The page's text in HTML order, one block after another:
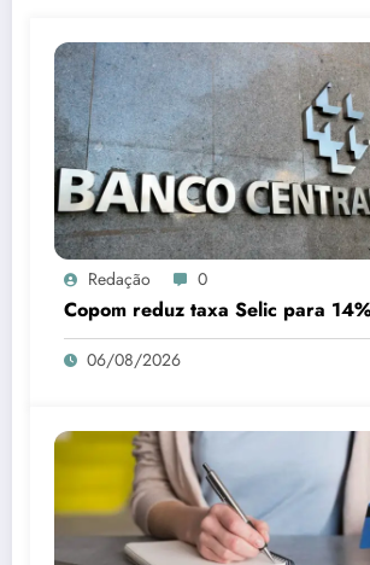
Redação 0
Copom reduz taxa Selic para
06/08/2026